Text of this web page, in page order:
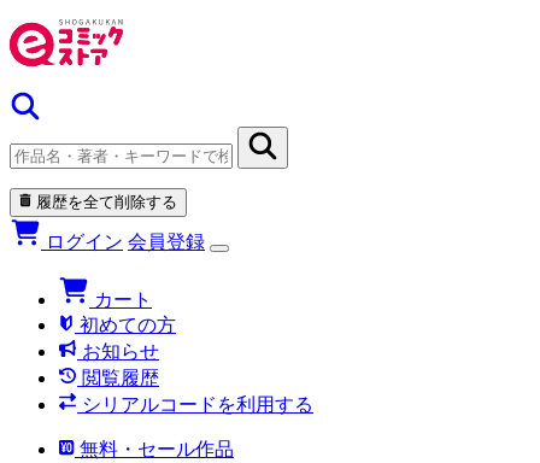
履歴を全て削除する
ログイン 会員登録
カート
初めての方
お知らせ
閲覧履歴
シリアルコードを利用する
無料・セール作品